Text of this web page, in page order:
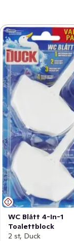
WC Blått 4-In-1
Toalettblock
2 st, Duck